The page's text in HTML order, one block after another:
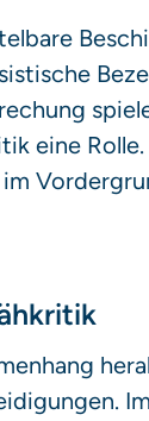
eine